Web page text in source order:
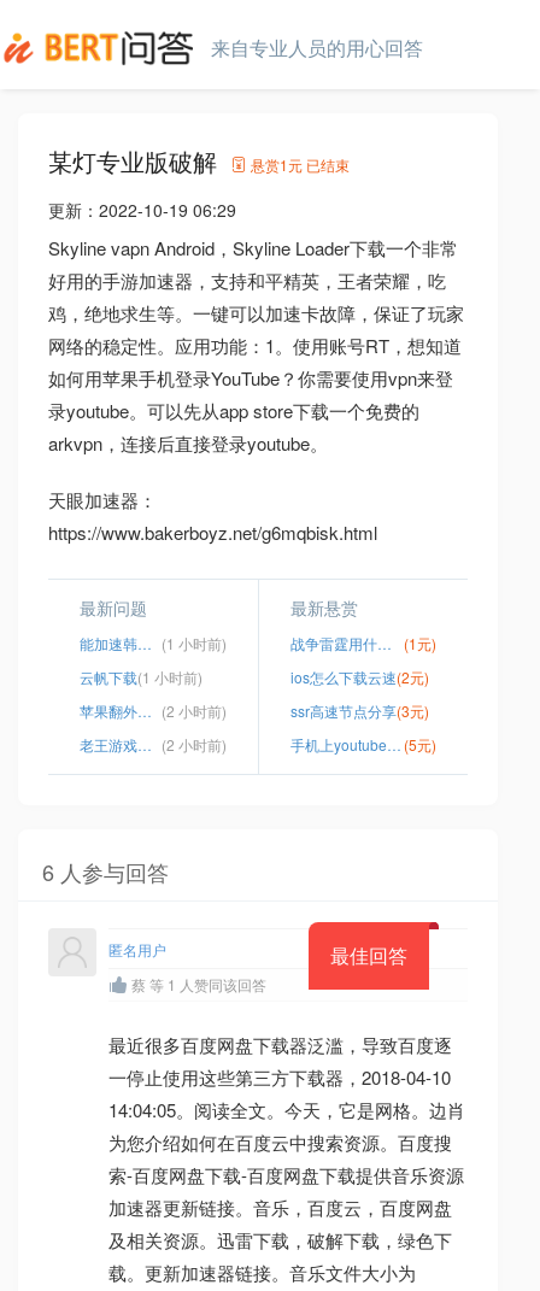
来自专业人员的用心回答
某灯专业版破解 悬赏1元 已结束
更新： 2022-10-19 06:29
Skyline vapn Android，Skyline Loader下载一个非常
好用的手游加速器，支持和平精英，王者荣耀，吃
鸡，绝地求生等。一键可以加速卡故障，保证了玩家
网络的稳定性。应用功能：1。使用账号RT，想知道
如何用苹果手机登录YouTube？你需要使用vpn来登
录youtube。可以先从app store下载一个免费的
arkvpn，连接后直接登录youtube。
天眼加速器：
https://www.bakerboyz.net/g6mqbisk.html
最新问题
能加速韩国节点的加速器 (1 小时前)
云帆下载(1 小时前)
苹果翻外网软件 (2 小时前)
老王游戏加速器下载安装 (2 小时前)
最新悬赏
战争雷霆用什么加速器
(1元)
ios怎么下载云速(2元)
ssr高速节点分享(3元)
手机上youtube加速软件 (5元)
6 人参与回答
最佳回答
匿名用户
蔡 等 1 人赞同该回答
最近很多百度网盘下载器泛滥，导致百度逐
一停止使用这些第三方下载器，2018-04-10
14:04:05。阅读全文。今天，它是网格。边肖
为您介绍如何在百度云中搜索资源。百度搜
索-百度网盘下载-百度网盘下载提供音乐资源
加速器更新链接。音乐，百度云，百度网盘
及相关资源。迅雷下载，破解下载，绿色下
载。更新加速器链接。音乐文件大小为